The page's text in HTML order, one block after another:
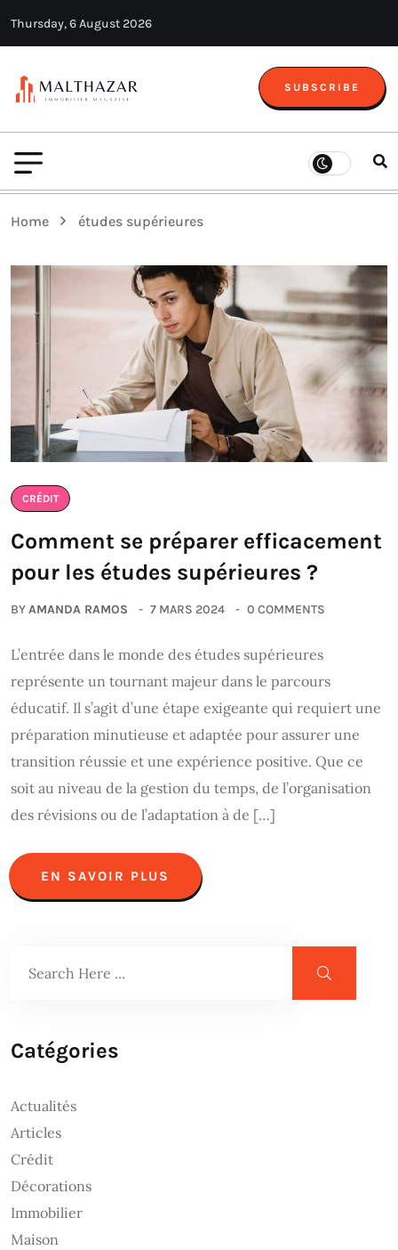
Thursday, 6 August 2026
SUBSCRIBE
Home études supérieures
CRÉDIT
Comment se préparer efficacement
pour les études supérieures ?
BYAMANDA RAMOS 7 MARS 2024 0 COMMENTS
L’entrée dans le monde des études supérieures
représente un tournant majeur dans le parcours
éducatif. Il s’agit d’une étape exigeante qui requiert une
préparation minutieuse et adaptée pour assurer une
transition réussie et une expérience positive. Que ce
soit au niveau de la gestion du temps, de l’organisation
des révisions ou de l’adaptation à de […]
EN SAVOIR PLUS
Catégories
Actualités
Articles
Crédit
Décorations
Immobilier
Maison